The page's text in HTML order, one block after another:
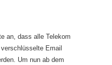
an, dass alle Telekom
Email
Um nun ab dem